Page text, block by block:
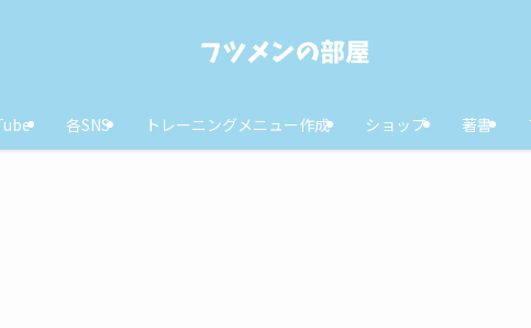
各SNS トレーニングメニュー作成 ショップ 著書